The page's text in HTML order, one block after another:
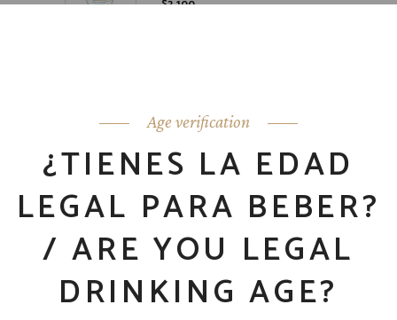
Age verification
¿TIENES LA EDAD
LEGAL PARA BEBER?
/ ARE YOU LEGAL
DRINKING AGE?
$2,100
$1,850
Search
for:
FOLLOW US